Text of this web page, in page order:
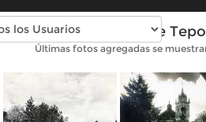
Fotos antiguas de
Últimas fotos agregadas se